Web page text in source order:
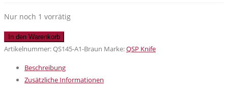
Nur noch 1 vorrätig
QSP
Kestrel
Micarta
In den Warenkorb
Artikelnummer:QS145-A1-Braun Marke:QSP Knife
Beschreibung
Zusätzliche Informationen